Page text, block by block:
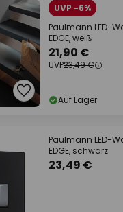
UVP -6%
Paulmann LED-
EDGE, weiß
21,90 €
UVP23,49 €
Auf Lager
Paulmann LED-
EDGE, schwarz
23,49 €